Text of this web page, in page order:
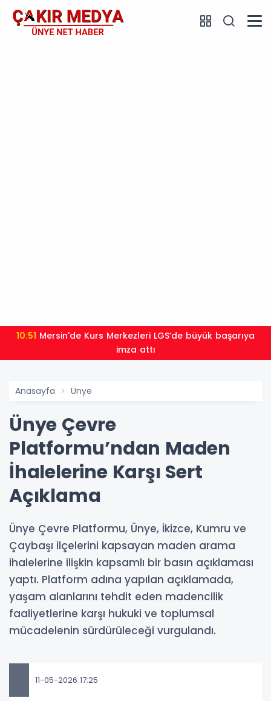
10:51
imza attı
Anasayfa Ünye
Ünye Çevre
Platformu’ndan Maden
İhalelerine Karşı Sert
Açıklama
Ünye Çevre Platformu, Ünye, İkizce, Kumru ve
Çaybaşı ilçelerini kapsayan maden arama
ihalelerine ilişkin kapsamlı bir basın açıklaması
yaptı. Platform adına yapılan açıklamada,
yaşam alanlarını tehdit eden madencilik
faaliyetlerine karşı hukuki ve toplumsal
mücadelenin sürdürüleceği vurgulandı.
11-05-2026 17:25